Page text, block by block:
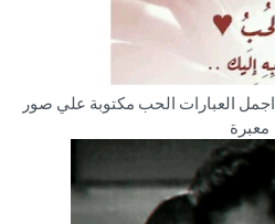
احلى الصور الرومانسيه 2018 اجمل العبارات الحب مكتوبة علي صور
معبرة